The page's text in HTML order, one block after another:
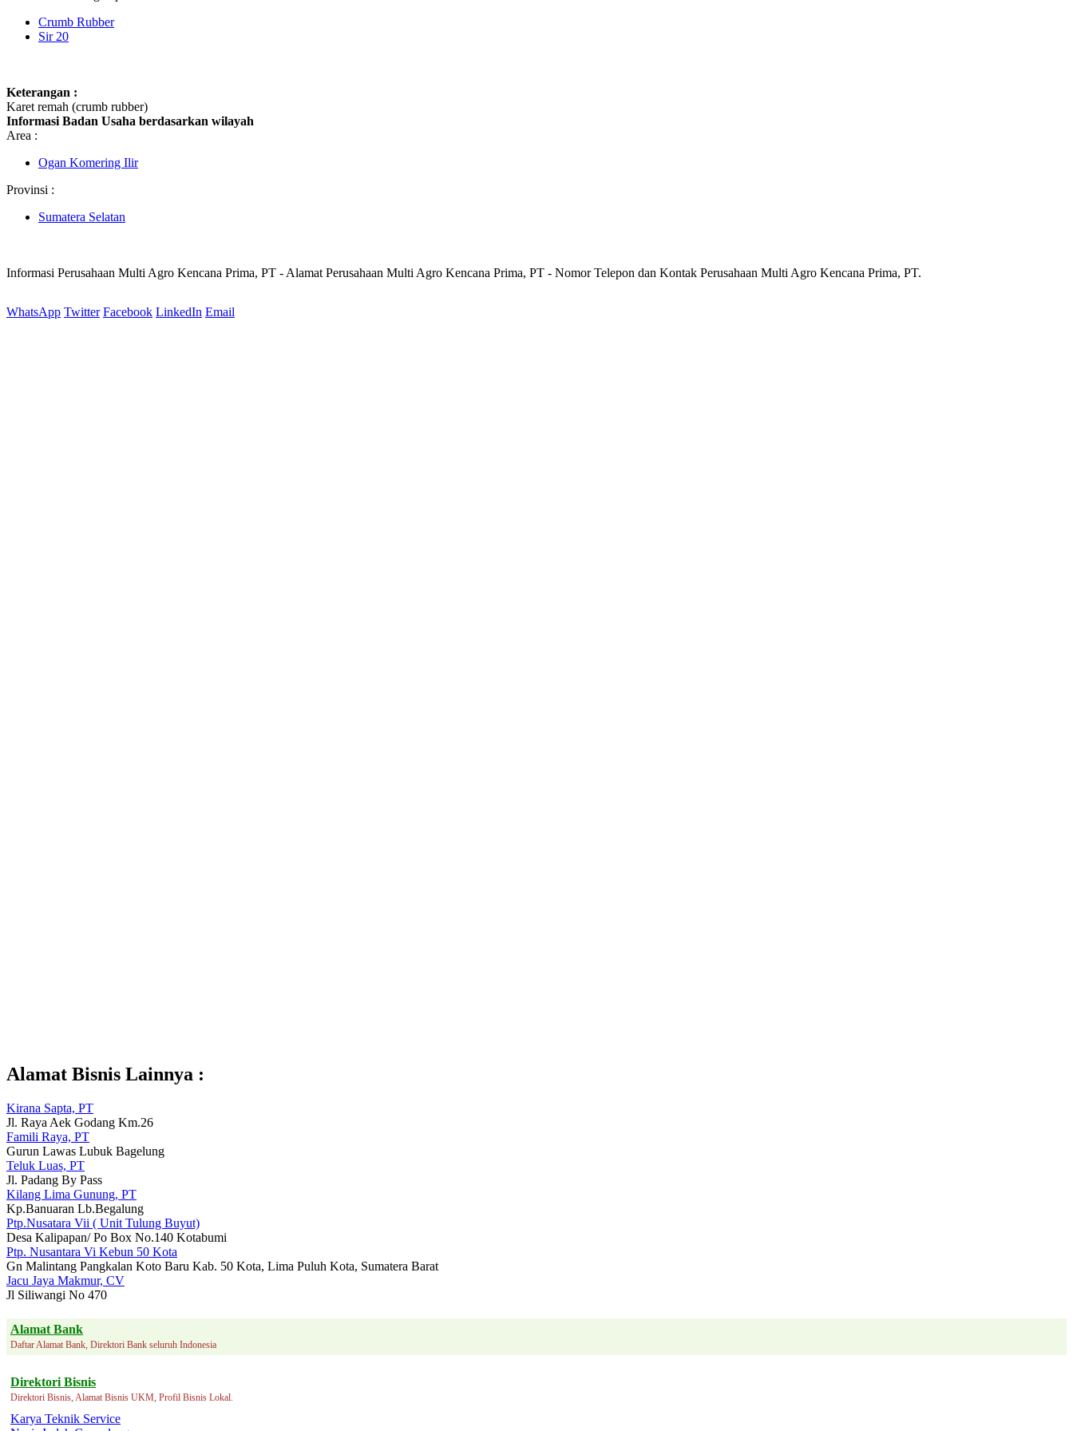
Crumb Rubber
Sir 20
Keterangan :
Karet remah (crumb rubber)
Informasi Badan Usaha berdasarkan wilayah
Area :
Ogan Komering Ilir
Provinsi :
Sumatera Selatan
Informasi Perusahaan Multi Agro Kencana Prima, PT - Alamat Perusahaan Multi Agro Kencana Prima, PT - Nomor Telepon dan Kontak Perusahaan Multi Agro Kencana Prima, PT.
WhatsApp Twitter Facebook LinkedIn Email
Alamat Bisnis Lainnya :
Kirana Sapta, PT
Jl. Raya Aek Godang Km.26
Famili Raya, PT
Gurun Lawas Lubuk Bagelung
Teluk Luas, PT
Jl. Padang By Pass
Kilang Lima Gunung, PT
Kp.Banuaran Lb.Begalung
Ptp.Nusatara Vii ( Unit Tulung Buyut)
Desa Kalipapan/ Po Box No.140 Kotabumi
Ptp. Nusantara Vi Kebun 50 Kota
Gn Malintang Pangkalan Koto Baru Kab. 50 Kota, Lima Puluh Kota, Sumatera Barat
Jacu Jaya Makmur, CV
Jl Siliwangi No 470
Alamat Bank
Daftar Alamat Bank, Direktori Bank seluruh Indonesia
Direktori Bisnis
Direktori Bisnis, Alamat Bisnis UKM, Profil Bisnis Lokal.
Karya Teknik Service